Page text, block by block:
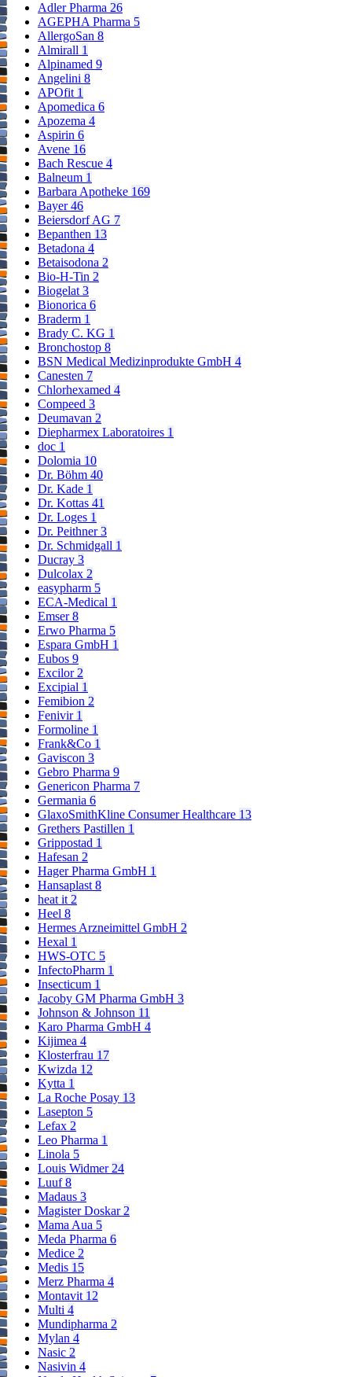
Adler Pharma 26
AGEPHA Pharma 5
AllergoSan 8
Almirall 1
Alpinamed 9
Angelini 8
APOfit 1
Apomedica 6
Apozema 4
Aspirin 6
Avene 16
Bach Rescue 4
Balneum 1
Barbara Apotheke 169
Bayer46
Beiersdorf AG 7
Bepanthen 13
Betadona 4
Betaisodona 2
Bio-H-Tin 2
Biogelat3
Bionorica 6
Braderm 1
Brady C. KG 1
Bronchostop 8
BSN Medical Medizinprodukte GmbH 4
Canesten 7
Chlorhexamed 4
Compeed 3
Deumavan 2
Diepharmex Laboratoires 1
doc 1
Dolomia 10
Dr. Böhm 40
Dr. Kade 1
Dr. Kottas 41
Dr. Loges 1
Dr. Peithner3
Dr. Schmidgall 1
Ducray 3
Dulcolax 2
easypharm 5
ECA-Medical 1
Emser8
Erwo Pharma 5
Espara GmbH 1
Eubos 9
Excilor2
Excipial 1
Femibion 2
Fenivir 1
Formoline 1
Frank&Co 1
Gaviscon 3
Gebro Pharma 9
Genericon Pharma 7
Germania 6
GlaxoSmithKline Consumer Healthcare 13
Grethers Pastillen 1
Grippostad 1
Hafesan 2
Hager Pharma GmbH 1
Hansaplast8
heat it2
Heel 8
Hermes Arzneimittel GmbH 2
Hexal 1
HWS-OTC 5
InfectoPharm 1
Insecticum 1
Jacoby GM Pharma GmbH 3
Johnson & Johnson 11
Karo Pharma GmbH 4
Kijimea 4
Klosterfrau 17
Kwizda 12
Kytta 1
La Roche Posay 13
Lasepton 5
Lefax 2
Leo Pharma 1
Linola 5
Louis Widmer24
Luuf8
Madaus 3
Magister Doskar2
Mama Aua 5
Meda Pharma 6
Medice 2
Medis 15
Merz Pharma 4
Montavit 12
Multi 4
Mundipharma 2
Mylan 4
Nasic 2
Nasivin 4